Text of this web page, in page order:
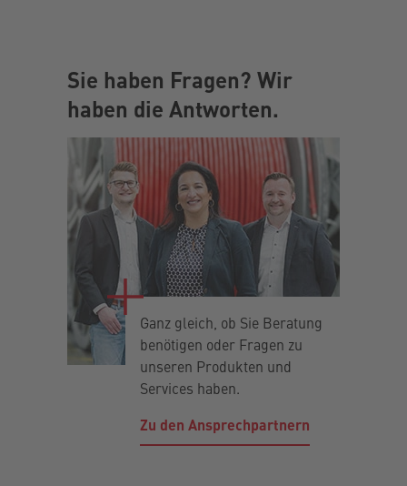
Sie haben Fragen? Wir
haben die Antworten.
Ganz gleich, ob Sie Beratung
benötigen oder Fragen zu
unseren Produkten und
Services haben.
Zu den Ansprechpartnern